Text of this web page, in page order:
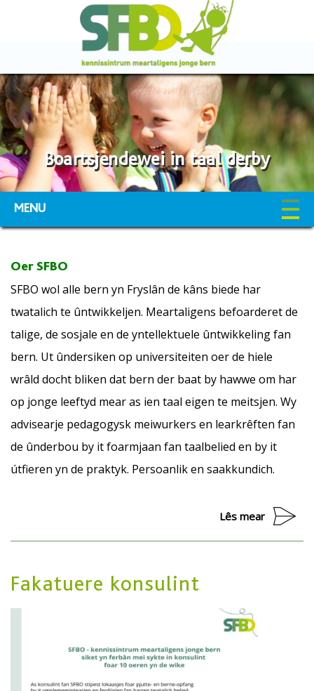
Boartsjendewei in taal derby
MENU
Oer SFBO
SFBO wol alle bern yn Fryslân de kâns biede har
twatalich te ûntwikkeljen. Meartaligens befoarderet de
talige, de sosjale en de yntellektuele ûntwikkeling fan
bern. Ut ûndersiken op universiteiten oer de hiele
wrâld docht bliken dat bern der baat by hawwe om har
op jonge leeftyd mear as ien taal eigen te meitsjen. Wy
advisearje pedagogysk meiwurkers en learkrêften fan
de ûnderbou by it foarmjaan fan taalbelied en by it
útfieren yn de praktyk. Persoanlik en saakkundich.
Lês mear
Fakatuere konsulint